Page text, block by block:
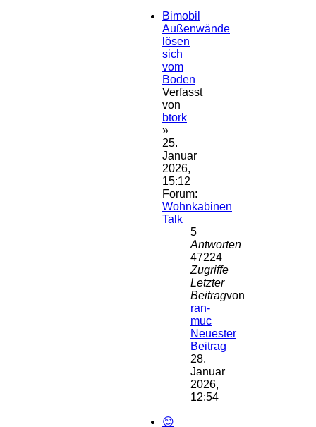
Bimobil
Außenwände
lösen
sich
vom
Boden
Verfasst
von
btork
»
25.
Januar
2026,
15:12
Forum:
Wohnkabinen
Talk
5
Antworten
47224
Zugriffe
Letzter
Beitragvon
ran-
muc
Neuester
Beitrag
28.
Januar
2026,
12:54
😊